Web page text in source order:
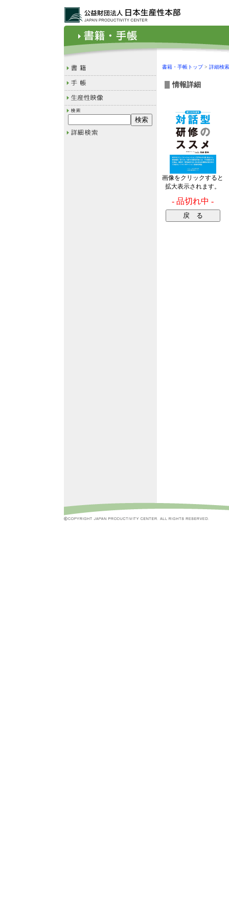
書籍・手帳トップ> 詳細検索
情報詳細
画像をクリックすると
拡大表示されます。
- 品切れ中 -